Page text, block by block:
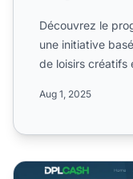
Découvrez le
une initiative
de loisirs
Aug 1, 2025
Programme